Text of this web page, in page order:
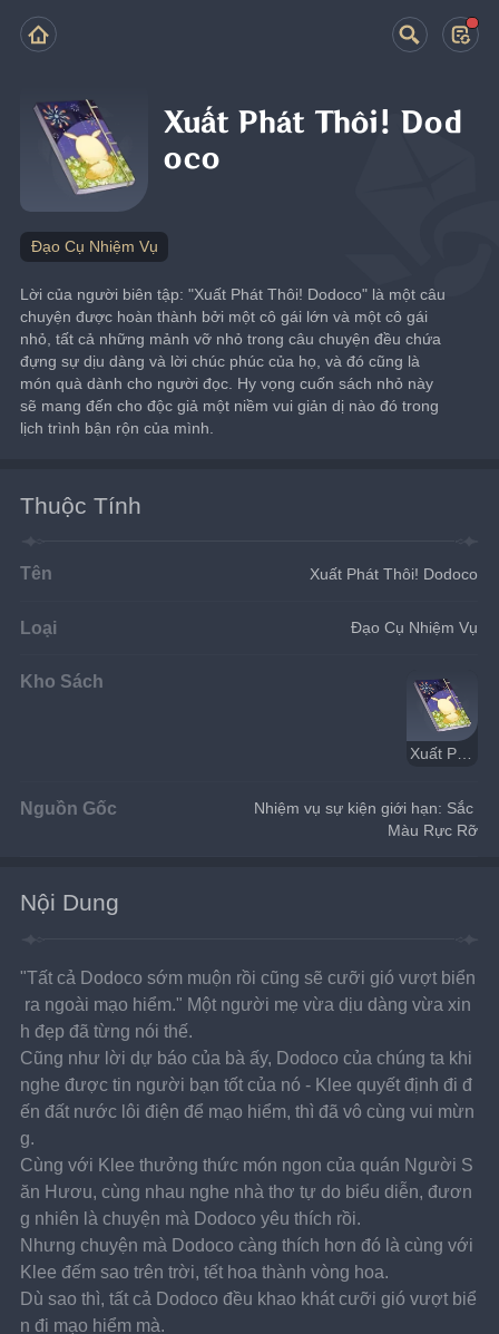
Xuất Phát Thôi! Dod
oco
Đạo Cụ Nhiệm Vụ
Lời của người biên tập: "Xuất Phát Thôi! Dodoco" là một câu
chuyện được hoàn thành bởi một cô gái lớn và một cô gái
nhỏ, tất cả những mảnh vỡ nhỏ trong câu chuyện đều chứa
đựng sự dịu dàng và lời chúc phúc của họ, và đó cũng là
món quà dành cho người đọc. Hy vọng cuốn sách nhỏ này
sẽ mang đến cho độc giả một niềm vui giản dị nào đó trong
lịch trình bận rộn của mình.
Thuộc Tính
Tên Xuất Phát Thôi! Dodoco
Loại Đạo Cụ Nhiệm Vụ
Kho Sách
Nguồn Gốc
Nhiệm vụ sự kiện giới hạn: Sắc
Màu Rực Rỡ
Nội Dung
"Tất cả Dodoco sớm muộn rồi cũng sẽ cưỡi gió vượt biển
ra ngoài mạo hiểm." Một người mẹ vừa dịu dàng vừa xin
h đẹp đã từng nói thế.
Cũng như lời dự báo của bà ấy, Dodoco của chúng ta khi
nghe được tin người bạn tốt của nó - Klee quyết định đi đ
ến đất nước lôi điện để mạo hiểm, thì đã vô cùng vui mừn
g.
Cùng với Klee thưởng thức món ngon của quán Người S
ăn Hươu, cùng nhau nghe nhà thơ tự do biểu diễn, đươn
g nhiên là chuyện mà Dodoco yêu thích rồi.
Nhưng chuyện mà Dodoco càng thích hơn đó là cùng với
Klee đếm sao trên trời, tết hoa thành vòng hoa.
Dù sao thì, tất cả Dodoco đều khao khát cưỡi gió vượt biể
n đi mạo hiểm mà.